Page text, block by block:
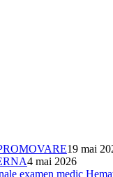
19 mai
4 mai 2026
examen medic